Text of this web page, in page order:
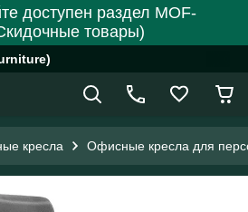
доступен раздел MOF-
товары)
кресла Офисные кресла для